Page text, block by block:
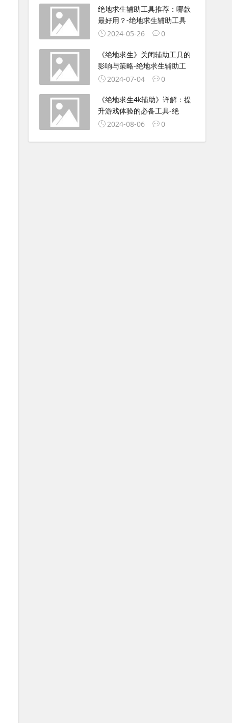
绝地求生辅助工具推荐：哪款
最好用？-绝地求生辅助工具
2024-05-26
0
《绝地求生》关闭辅助工具的
影响与策略-绝地求生辅助工
2024-07-04
0
《绝地求生4k辅助》详解：提
升游戏体验的必备工具-绝
2024-08-06
0